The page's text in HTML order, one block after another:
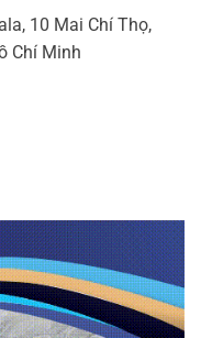
10 Mai Chí Thọ,
Chí Minh